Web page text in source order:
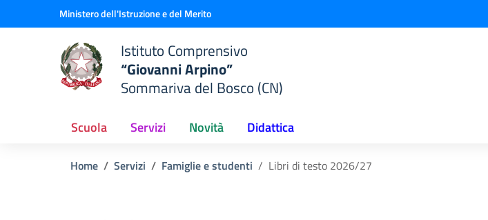
Vai ai contenuti
Vai al menu di navigazioneMinistero dell'Istruzione e del Merito
Istituto Comprensivo
“Giovanni Arpino”
Sommariva del Bosco (CN)
Scuola Servizi Novità Didattica
Home Servizi Famiglie e studenti Libri di testo 2026/27